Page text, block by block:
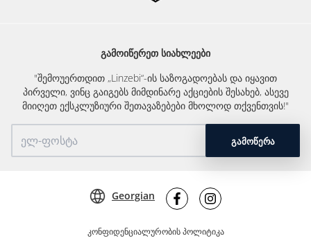
ᲒᲐᲛᲝᲘᲬᲔᲠᲔᲗ ᲡᲘᲐᲮᲚᲔᲔᲑᲘ
"შემოუერთდით „Linzebi“-ის საზოგადოებას და იყავით
პირველი, ვინც გაიგებს მიმდინარე აქციების შესახებ, ასევე
მიიღეთ ექსკლუზიური შეთავაზებები მხოლოდ თქვენთვის!"
ᲒᲐᲛᲝᲬᲔᲠᲐ
კონფიდენციალურობის პოლიტიკა
Georgian